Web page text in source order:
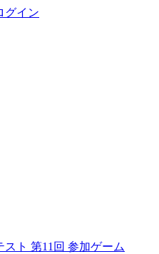
グイン
ト 第11回 参加ゲーム